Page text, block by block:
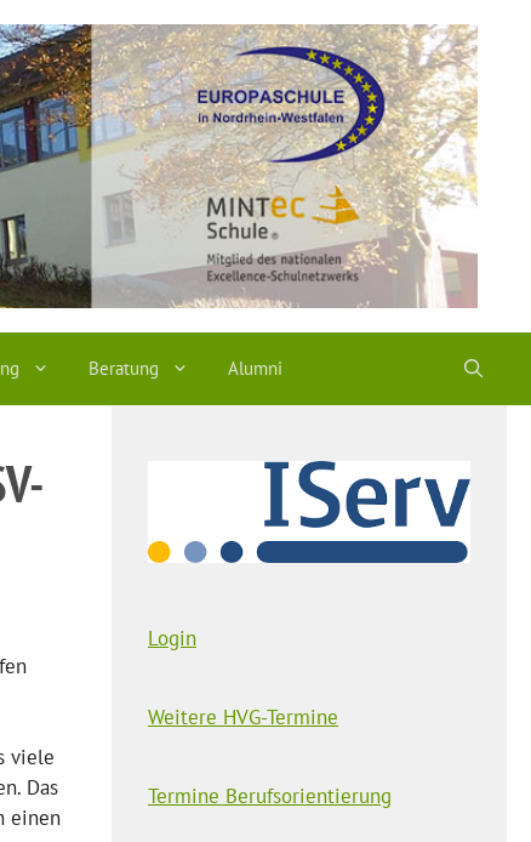
Beratung Alumni
viele
Das
einen
Login
Weitere HVG-Termine
Termine Berufsorientierung